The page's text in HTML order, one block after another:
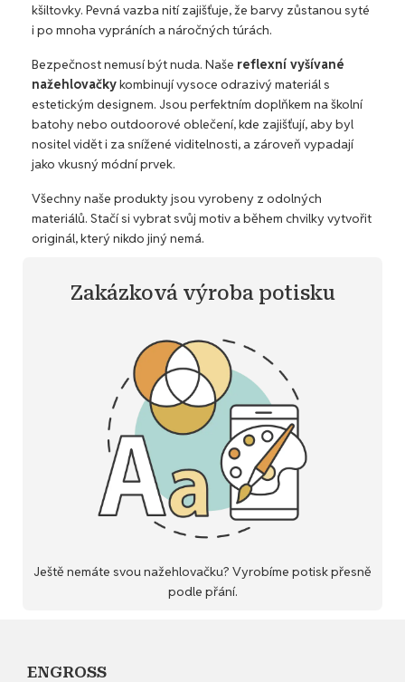
kšiltovky. Pevná vazba nití zajišťuje, že barvy zůstanou syté
i po mnoha vypráních a náročných túrách.
Bezpečnost nemusí být nuda. Naše reflexní vyšívané
nažehlovačkykombinují vysoce odrazivý materiál s
estetickým designem. Jsou perfektním doplňkem na školní
batohy nebo outdoorové oblečení, kde zajišťují, aby byl
nositel vidět i za snížené viditelnosti, a zároveň vypadají
jako vkusný módní prvek.
Všechny naše produkty jsou vyrobeny z odolných
materiálů. Stačí si vybrat svůj motiv a během chvilky vytvořit
originál, který nikdo jiný nemá.
Zakázková výroba potisku
Ještě nemáte svou nažehlovačku? Vyrobíme potisk přesně
podle přání.
ENGROSS